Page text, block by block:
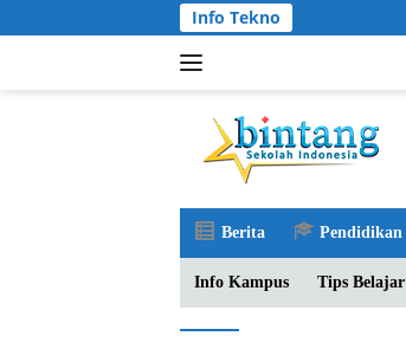
ke
Info Tekno
Berita Pendidikan
Info Kampus Tips Belajar